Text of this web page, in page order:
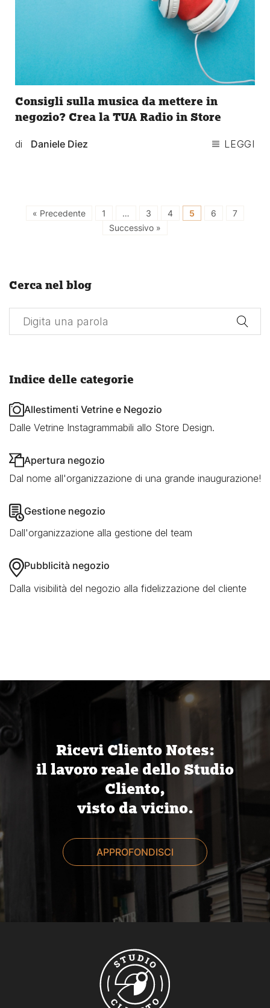
Consigli sulla musica da mettere in
negozio? Crea la TUA Radio in Store
di Daniele Diez LEGGI
« Precedente 1 … 3 4 5 6
7
Successivo »
Cerca nel blog
Indice delle categorie
Allestimenti Vetrine e Negozio
Dalle Vetrine Instagrammabili allo Store Design.
Apertura negozio
Dal nome all'organizzazione di una grande inaugurazione!
Gestione negozio
Dall'organizzazione alla gestione del team
Pubblicità negozio
Dalla visibilità del negozio alla fidelizzazione del cliente
Ricevi Cliento Notes:
il lavoro reale dello Studio
Cliento,
visto da vicino.
APPROFONDISCI